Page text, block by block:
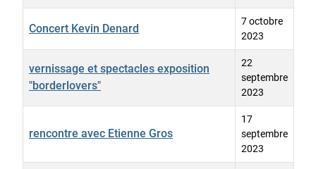
Concert Kevin Denard
7 octobre
2023
vernissage et spectacles exposition
"borderlovers"
22
septembre
2023
rencontre avec Etienne Gros
17
septembre
2023